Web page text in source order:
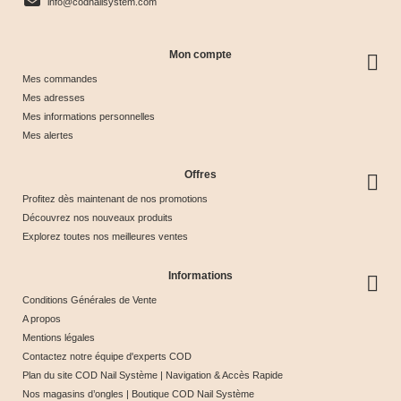
Mon compte
Mes commandes
Mes adresses
Mes informations personnelles
Mes alertes
Offres
Profitez dès maintenant de nos promotions
Découvrez nos nouveaux produits
Explorez toutes nos meilleures ventes
Informations
Conditions Générales de Vente
A propos
Mentions légales
Contactez notre équipe d'experts COD
Plan du site COD Nail Système | Navigation & Accès Rapide
Nos magasins d’ongles | Boutique COD Nail Système